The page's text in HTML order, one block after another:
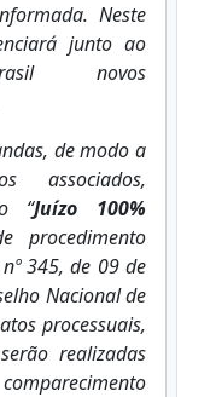
Neste
junto ao
novos
de modo a
“Juízo 100%
procedimento
345, de 09 de
Nacional de
processuais,
realizadas